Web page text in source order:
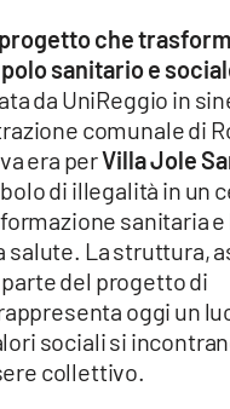
che
sanitario e
da UniReggio in
comunale di
era perVilla Jole
di illegalità in un
sanitaria e
salute. La struttura,
del progetto di
oggi un
sociali si
collettivo.